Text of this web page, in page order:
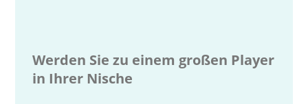
Werden Sie zu einem großen Player
in Ihrer Nische